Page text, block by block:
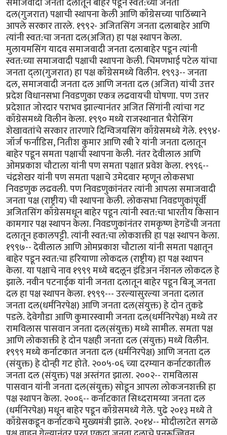
दल(गुजरात) पक्षाची स्थापना केली आणि काँग्रेसच्या पाठिंब्याने
आपले सरकार तारले. १९९२- अजितसिंग जनता दलाबाहेर आणि
त्यांनी स्वत:चा जनता दल(अजित) हा पक्ष स्थापन केला.
मुलायमसिंग यादव समाजवादी जनता दलाबाहेर पडून त्यांनी
स्वत:च्या समाजवादी पक्षाची स्थापना केली. चिमणभाई पटेल यांचा
जनता द्ला(गुजरात) हा पक्ष काँग्रेसमध्ये विलीन. १९९३-- जनता
दल, समाजवादी जनता दल आणि जनता दल (अजित) यांची उत्तर
प्रदेश विधानसभा निवडणुका एकत्र लढवायची घोषणा. पण उत्तर
प्रदेशात जोरदार पराभव झाल्यानंतर अजित सिंगांनी त्यांचा गट
काँग्रेसमध्ये विलीन केला. १९९० मध्ये राजस्थानात भैरोसिंग
शेखावतांचे सरकार तारणारे दिग्विजयसिंग काँग्रेसमध्ये गेले. १९९४-
जॉर्ज फर्नांडिस, नितीश कुमार आणि रबी रे यांनी जनता दलातून
बाहेर पडून समता पक्षाची स्थापना केली. नंतर देवीलाल आणि
ओमप्रकाश चौटाला यांनी पण समता पक्षात प्रवेश केला. १९९६--
चंद्रशेखर यांनी पण समता पक्षाचे उमेदवार म्हणून लोकसभा
निवडणुक लढवली. पण निवडणुकांनंतर त्यांनी आपला समाजवादी
जनता पक्ष (राष्ट्रीय) ची स्थापना केली. लोकसभा निवडणुकांपूर्वी
अजितसिंग काँग्रेसमधून बाहेर पडून त्यांनी स्वत:चा भारतीय किसान
कामगार पक्ष स्थापन केला. निवडणुकांनंतर रामकृष्ण हेगडेंची जनता
दलातून हकालपट्टी. त्यांनी स्वत:चा लोकशक्ती हा पक्ष स्थापन केला.
१९९७-- देवीलाल आणि ओमप्रकाश चौटाला यांनी समता पक्षातून
बाहेर पडून स्वत:चा हरियाणा लोकदल (राष्ट्रीय) हा पक्ष स्थापन
केला. या पक्षाचे नाव १९९९ मध्ये बदलून इंडिअन नॅशनल लोकदल हे
झाले. नवीन पटनाईक यांनी जनता दलातून बाहेर पडून बिजू जनता
दल हा पक्ष स्थापन केला. १९९९--- उरल्यासुरल्या जनता दलात
जनता दल(धर्मनिरपेक्ष) आणि जनता दल(संयुक्त) हे दोन तुकडे
पडले. देवेगौडा आणि कुमारस्वामी जनता दल(धर्मनिरपेक्ष) मध्ये तर
रामविलास पासवान जनता दल(संयुक्त) मध्ये सामील. समता पक्ष
आणि लोकशक्ती हे दोन पक्षही जनता दल (संयुक्त) मध्ये विलीन.
१९९९ मध्ये कर्नाटकात जनता दल (धर्मनिरपेक्ष) आणि जनता दल
(संयुक्त) हे दोन्ही गट होते. २००५-०६ च्या दरम्यान कर्नाटकातील
जनता दल (संयुक्त) पक्ष अस्तंगत झाला. २००२-- रामविलास
पासवान यांनी जनता दल(संयुक्त) सोडून आपला लोकजनशक्ती हा
पक्ष स्थापन केला. २००६-- कर्नाटकात सिध्दरामय्या जनता दल
(धर्मनिरपेक्ष) मधून बाहेर पडून काँग्रेसमध्ये गेले. पुढे २०१३ मध्ये ते
काँग्रेसकडून कर्नाटकचे मुख्यमंत्री झाले. २०१४-- मोदीलाटेत सगळे